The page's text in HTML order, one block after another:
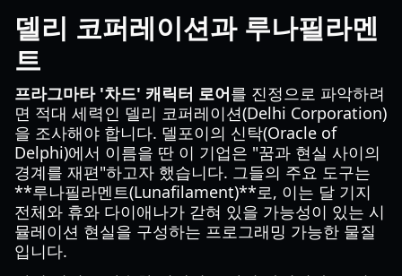
델리 코퍼레이션과 루나필라멘
트
프라그마타 '차드' 캐릭터 로어를 진정으로 파악하려
면 적대 세력인 델리 코퍼레이션(Delhi Corporation)
을 조사해야 합니다. 델포이의 신탁(Oracle of
Delphi)에서 이름을 딴 이 기업은 "꿈과 현실 사이의
경계를 재편"하고자 했습니다. 그들의 주요 도구는
**루나필라멘트(Lunafilament)**로, 이는 달 기지
전체와 휴와 다이애나가 갇혀 있을 가능성이 있는 시
뮬레이션 현실을 구성하는 프로그래밍 가능한 물질
입니다.